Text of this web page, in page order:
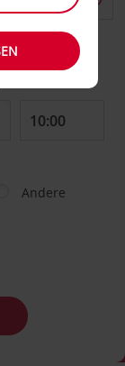
Andere